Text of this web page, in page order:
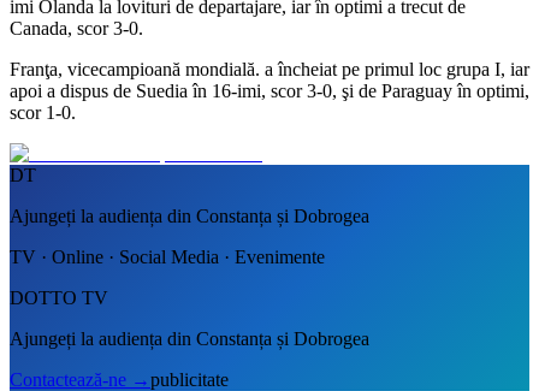
imi Olanda la lovituri de departajare, iar în optimi a trecut de
Canada, scor 3-0.
Franţa, vicecampioană mondială. a încheiat pe primul loc grupa I, iar
apoi a dispus de Suedia în 16-imi, scor 3-0, şi de Paraguay în optimi,
scor 1-0.
DT
Ajungeți la audiența din Constanța și Dobrogea
TV · Online · Social Media · Evenimente
DOTTO TV
Ajungeți la audiența din Constanța și Dobrogea
Contactează-ne →publicitate